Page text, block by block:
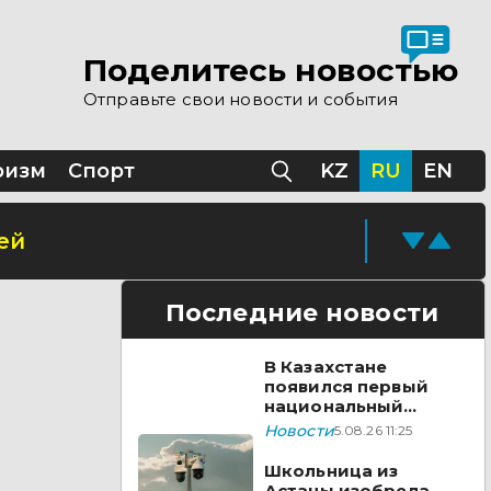
Поделитесь новостью
Отправьте свои новости и события
Спорт KZ RU EN
Последние новости
В Казахстане
появился первый
национальный
стандарт
Новости5.08.26 11:25
Школьница из